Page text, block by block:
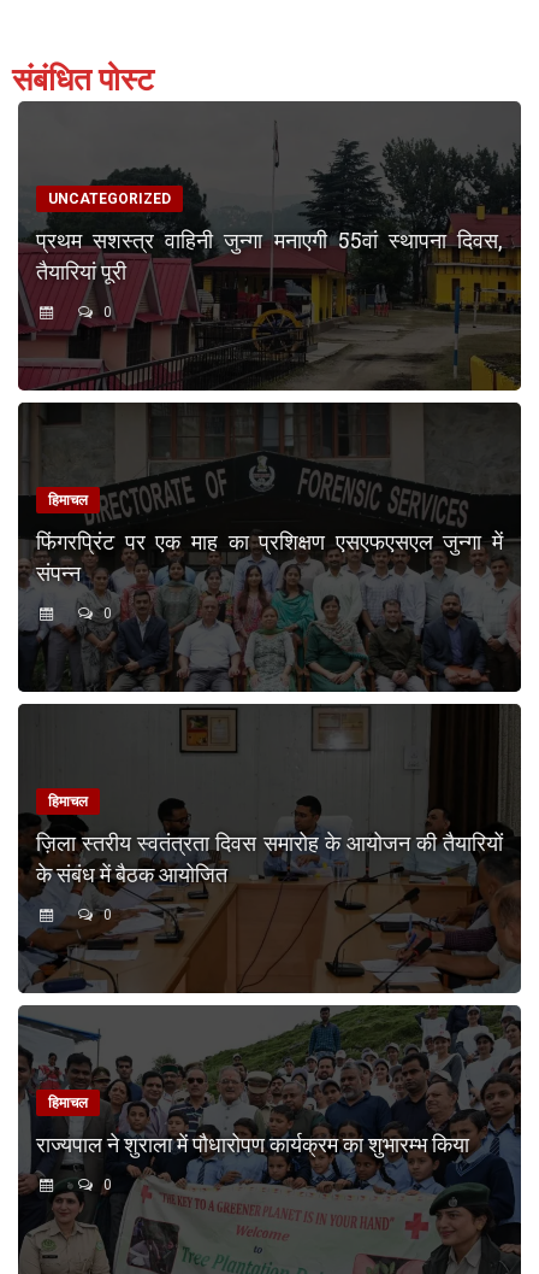
संबंधित पोस्ट
UNCATEGORIZED
प्रथम सशस्त्र वाहिनी जुन्गा मनाएगी 55वां स्थापना दिवस,
तैयारियां पूरी
0
हिमाचल
फिंगरप्रिंट पर एक माह का प्रशिक्षण एसएफएसएल जुन्गा में
संपन्न
0
हिमाचल
ज़िला स्तरीय स्वतंत्रता दिवस समारोह के आयोजन की तैयारियों
के संबंध में बैठक आयोजित
0
हिमाचल
राज्यपाल ने शुराला में पौधारोपण कार्यक्रम का शुभारम्भ किया
0